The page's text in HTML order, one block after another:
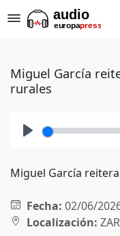
Miguel García
rurales
Miguel García
Fecha: 02/06/
Localización: